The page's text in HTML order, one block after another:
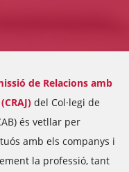
de Relacions amb
del Col·legi de
és vetllar per
amb els companys i
la professió, tant